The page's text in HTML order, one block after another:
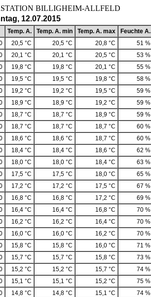
BILLIGHEIM-
12.07.2015
Temp. A. Temp. A. min Temp. A. max
Feuchte A.
20,5 °C 20,5 °C 20,8 °C
51 %
20,1 °C 20,1 °C 20,5 °C
53 %
19,8 °C 19,8 °C 20,1 °C
55 %
19,5 °C 19,5 °C 19,8 °C
58 %
19,2 °C 19,2 °C 19,5 °C
59 %
18,9 °C 18,9 °C 19,2 °C
59 %
18,7 °C 18,7 °C 18,9 °C
59 %
18,7 °C 18,7 °C 18,7 °C
60 %
18,6 °C 18,6 °C 18,7 °C
60 %
18,4 °C 18,4 °C 18,6 °C
62 %
18,0 °C 18,0 °C 18,4 °C
63 %
17,5 °C 17,5 °C 18,0 °C
65 %
17,2 °C 17,2 °C 17,5 °C
67 %
16,8 °C 16,8 °C 17,2 °C
69 %
16,4 °C 16,4 °C 16,8 °C
70 %
16,2 °C 16,2 °C 16,4 °C
70 %
16,0 °C 16,0 °C 16,2 °C
70 %
15,8 °C 15,8 °C 16,0 °C
71 %
15,7 °C 15,7 °C 15,8 °C
73 %
15,2 °C 15,2 °C 15,7 °C
74 %
15,1 °C 15,1 °C 15,2 °C
75 %
14,8 °C 14,8 °C 15,1 °C
74 %